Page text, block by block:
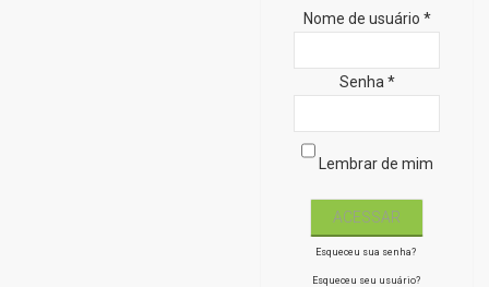
Nome de usuário *
Senha *
Lembrar de mim
Esqueceu sua senha?
Esqueceu seu usuário?